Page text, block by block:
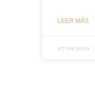
LEER MÁS
07/01/2020